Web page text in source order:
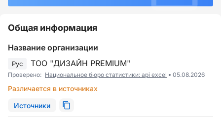
Общая информация
Название организации
Рус ТОО "ДИЗАЙН PREMIUM"
Проверено: Национальное бюро статистики: api excel 05.08.2026
Различается в источниках
Источники